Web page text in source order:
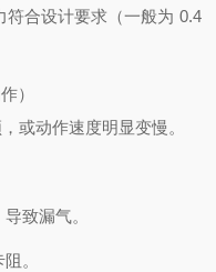
合设计要求（一般为 0.4
）
或动作速度明显变慢。
致漏气。
。